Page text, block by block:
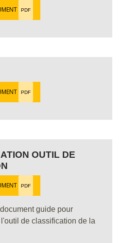
PDF
PDF
OUTIL DE
PDF
guide pour
de classification de la